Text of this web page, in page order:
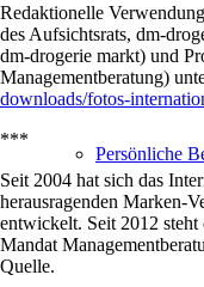
Persönliche
Redaktionelle
des Aufsichtsrats, dm-
dm-drogerie markt) und
Managementberatung)
downloads/fotos-
***
Seit 2004 hat sich das
herausragenden Marken-
entwickelt. Seit 2012
Mandat
Quelle.